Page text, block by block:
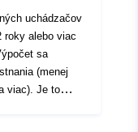
selon la
-
uchádzačov
roky alebo viac
sa
(menej
viac). Je to